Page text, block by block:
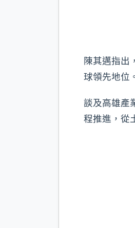
陳其邁指出
球領先地位
談及高雄產
程推進，從